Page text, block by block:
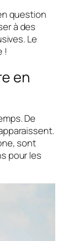
question
à des
Le
!
en
De
sont
pour les